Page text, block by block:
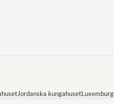
Jordanska kungahuset